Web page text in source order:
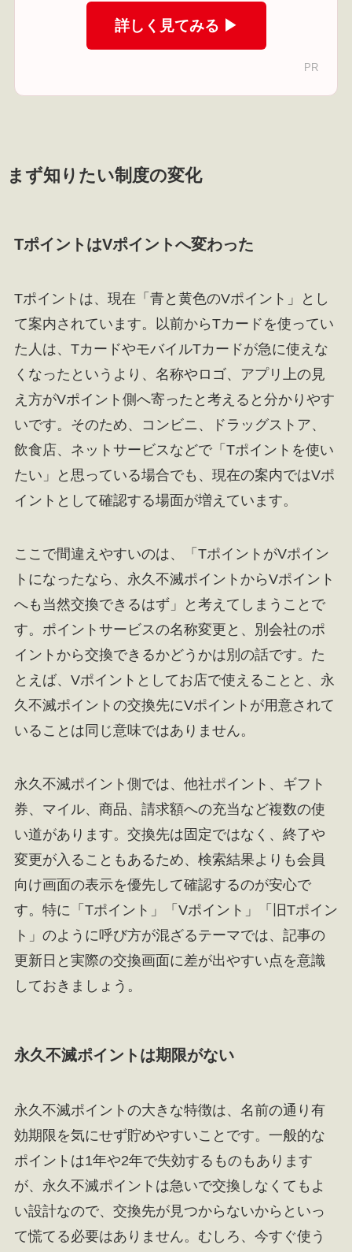
詳しく見てみる ▶
PR
まず知りたい制度の変化
TポイントはVポイントへ変わった
Tポイントは、現在「青と黄色のVポイント」とし
て案内されています。以前からTカードを使ってい
た人は、TカードやモバイルTカードが急に使えな
くなったというより、名称やロゴ、アプリ上の見
え方がVポイント側へ寄ったと考えると分かりやす
いです。そのため、コンビニ、ドラッグストア、
飲食店、ネットサービスなどで「Tポイントを使い
たい」と思っている場合でも、現在の案内ではVポ
イントとして確認する場面が増えています。
ここで間違えやすいのは、「TポイントがVポイン
トになったなら、永久不滅ポイントからVポイント
へも当然交換できるはず」と考えてしまうことで
す。ポイントサービスの名称変更と、別会社のポ
イントから交換できるかどうかは別の話です。た
とえば、Vポイントとしてお店で使えることと、永
久不滅ポイントの交換先にVポイントが用意されて
いることは同じ意味ではありません。
永久不滅ポイント側では、他社ポイント、ギフト
券、マイル、商品、請求額への充当など複数の使
い道があります。交換先は固定ではなく、終了や
変更が入ることもあるため、検索結果よりも会員
向け画面の表示を優先して確認するのが安心で
す。特に「Tポイント」「Vポイント」「旧Tポイン
ト」のように呼び方が混ざるテーマでは、記事の
更新日と実際の交換画面に差が出やすい点を意識
しておきましょう。
永久不滅ポイントは期限がない
永久不滅ポイントの大きな特徴は、名前の通り有
効期限を気にせず貯めやすいことです。一般的な
ポイントは1年や2年で失効するものもあります
が、永久不滅ポイントは急いで交換しなくてもよ
い設計なので、交換先が見つからないからといっ
て慌てる必要はありません。むしろ、今すぐ使う